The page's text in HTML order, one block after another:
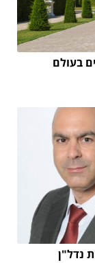
בעולם
נדל"ן